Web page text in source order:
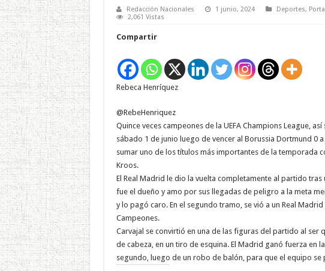
Redacción Nacionales 1 junio, 2024 Deportes,
2,061 Vistas
Compartir
Rebeca Henríquez
@RebeHenriquez
Quince veces campeones de la UEFA Champions League,
sábado 1 de junio luego de vencer al Borussia Dortmund 0
sumar uno de los títulos más importantes de la temporada
Kroos.
El Real Madrid le dio la vuelta completamente al partido
fue el dueño y amo por sus llegadas de peligro a la meta
y lo pagó caro. En el segundo tramo, se vió a un Real
Campeones.
Carvajal se convirtió en una de las figuras del partido al ser
de cabeza, en un tiro de esquina. El Madrid ganó fuerza en la
segundo, luego de un robo de balón, para que el equipo